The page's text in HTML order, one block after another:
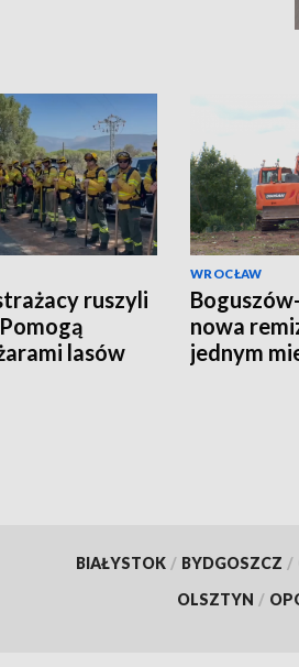
ruszyli
lasów
WROCŁAW
nowa
jednym
BIAŁYSTOK / BYDGOSZCZ /
OLSZTYN /